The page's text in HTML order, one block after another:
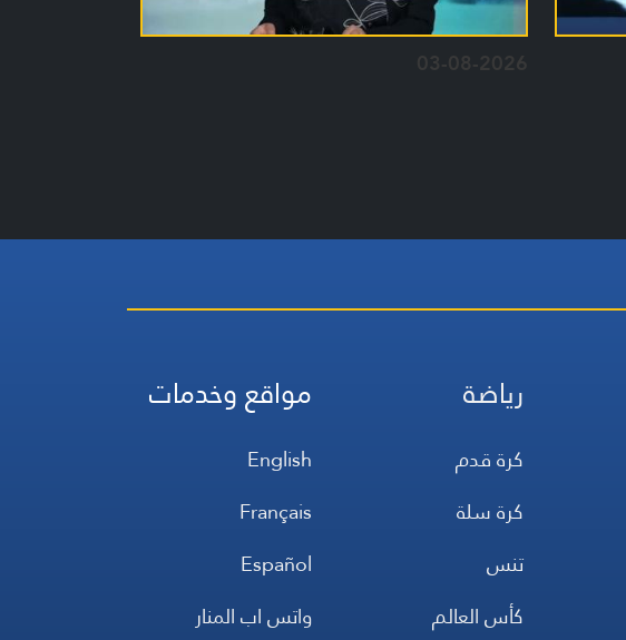
03-08-2026
رياضة
كرة قدم
كرة سلة
تنس
كأس العالم
مواقع وخدمات
English
Français
Español
واتس اب المنار